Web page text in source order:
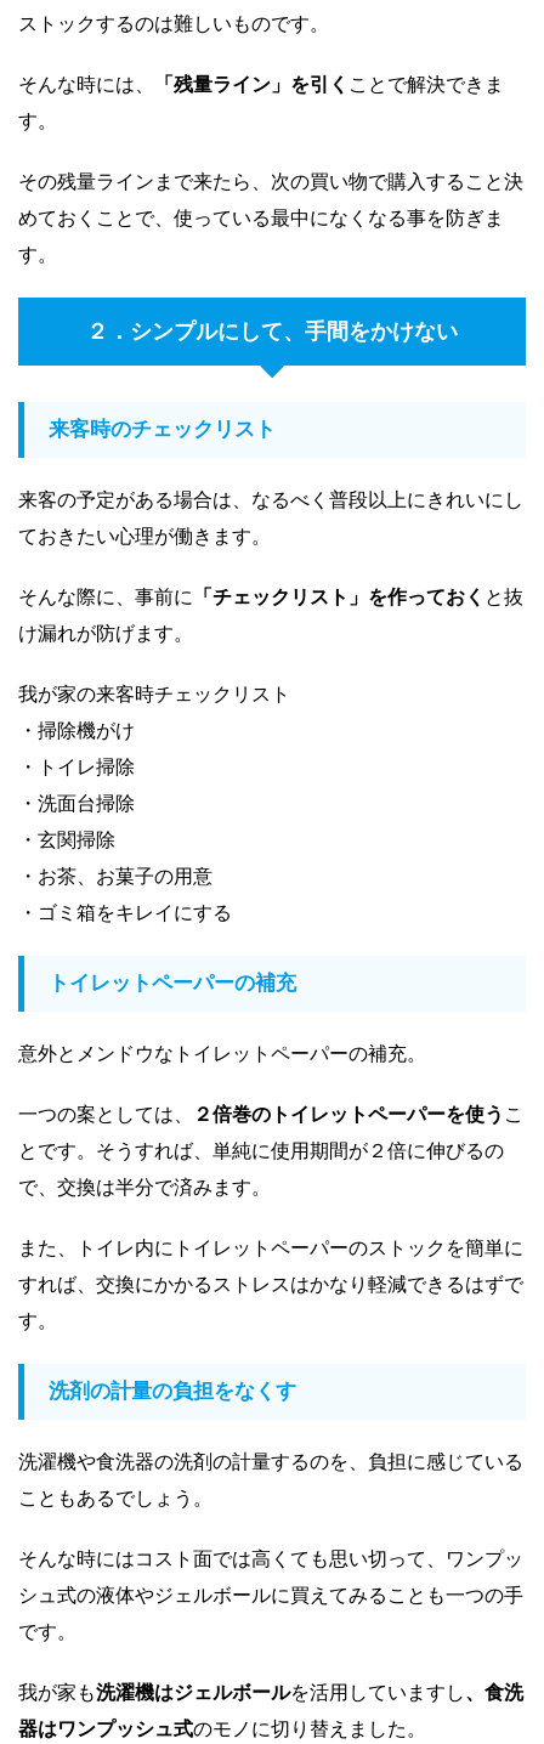
ストックするのは難しいものです。
そんな時には、 「残量ライン」を引く ことで解決できま
す。
その残量ラインまで来たら、次の買い物で購入すること決
めておくことで、使っている最中になくなる事を防ぎま
す。
２．シンプルにして、手間をかけない
来客時のチェックリスト
来客の予定がある場合は、なるべく普段以上にきれいにし
ておきたい心理が働きます。
そんな際に、事前に 「チェックリスト」を作っておく と抜
け漏れが防げます。
我が家の来客時チェックリスト
・掃除機がけ
・トイレ掃除
・洗面台掃除
・玄関掃除
・お茶、お菓子の用意
・ゴミ箱をキレイにする
トイレットペーパーの補充
意外とメンドウなトイレットペーパーの補充。
一つの案としては、 ２倍巻のトイレットペーパーを使う こ
とです。そうすれば、単純に使用期間が２倍に伸びるの
で、交換は半分で済みます。
また、トイレ内にトイレットペーパーのストックを簡単に
すれば、交換にかかるストレスはかなり軽減できるはずで
す。
洗剤の計量の負担をなくす
洗濯機や食洗器の洗剤の計量するのを、負担に感じている
こともあるでしょう。
そんな時にはコスト面では高くても思い切って、ワンプッ
シュ式の液体やジェルボールに買えてみることも一つの手
です。
我が家も洗濯機はジェルボールを活用していますし、食洗
器はワンプッシュ式のモノに切り替えました。